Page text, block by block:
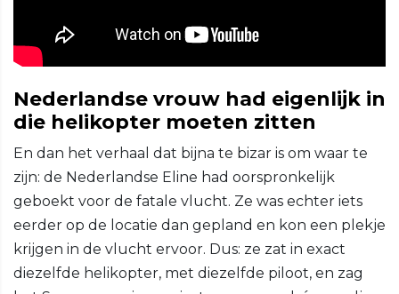
Nederlandse vrouw had eigenlijk in
die helikopter moeten zitten
En dan het verhaal dat bijna te bizar is om waar te
zijn: de Nederlandse Eline had oorspronkelijk
geboekt voor de fatale vlucht. Ze was echter iets
eerder op de locatie dan gepland en kon een plekje
krijgen in de vlucht ervoor. Dus: ze zat in exact
diezelfde helikopter, met diezelfde piloot, en zag